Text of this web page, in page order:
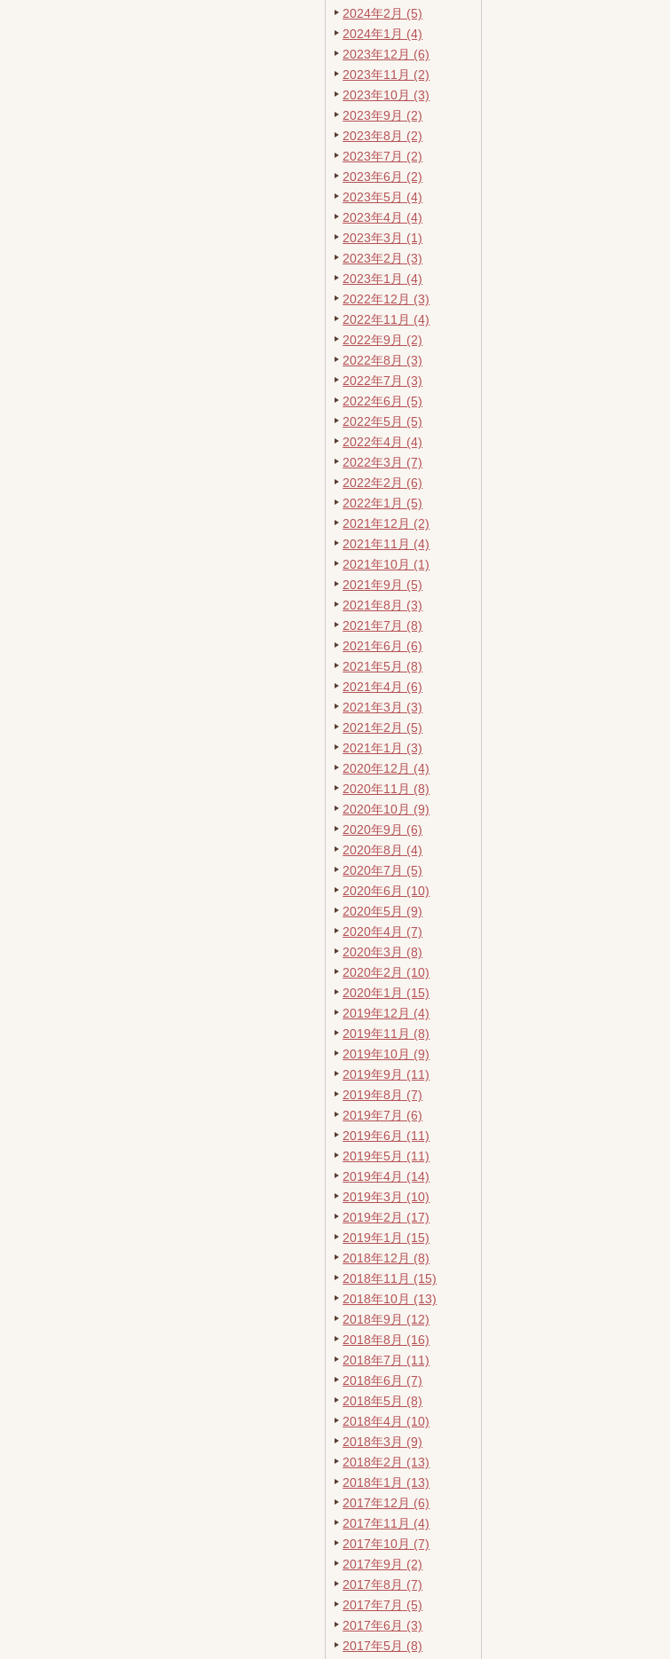
2024年2月 (5)
2024年1月 (4)
2023年12月 (6)
2023年11月 (2)
2023年10月 (3)
2023年9月 (2)
2023年8月 (2)
2023年7月 (2)
2023年6月 (2)
2023年5月 (4)
2023年4月 (4)
2023年3月 (1)
2023年2月 (3)
2023年1月 (4)
2022年12月 (3)
2022年11月 (4)
2022年9月 (2)
2022年8月 (3)
2022年7月 (3)
2022年6月 (5)
2022年5月 (5)
2022年4月 (4)
2022年3月 (7)
2022年2月 (6)
2022年1月 (5)
2021年12月 (2)
2021年11月 (4)
2021年10月 (1)
2021年9月 (5)
2021年8月 (3)
2021年7月 (8)
2021年6月 (6)
2021年5月 (8)
2021年4月 (6)
2021年3月 (3)
2021年2月 (5)
2021年1月 (3)
2020年12月 (4)
2020年11月 (8)
2020年10月 (9)
2020年9月 (6)
2020年8月 (4)
2020年7月 (5)
2020年6月 (10)
2020年5月 (9)
2020年4月 (7)
2020年3月 (8)
2020年2月 (10)
2020年1月 (15)
2019年12月 (4)
2019年11月 (8)
2019年10月 (9)
2019年9月 (11)
2019年8月 (7)
2019年7月 (6)
2019年6月 (11)
2019年5月 (11)
2019年4月 (14)
2019年3月 (10)
2019年2月 (17)
2019年1月 (15)
2018年12月 (8)
2018年11月 (15)
2018年10月 (13)
2018年9月 (12)
2018年8月 (16)
2018年7月 (11)
2018年6月 (7)
2018年5月 (8)
2018年4月 (10)
2018年3月 (9)
2018年2月 (13)
2018年1月 (13)
2017年12月 (6)
2017年11月 (4)
2017年10月 (7)
2017年9月 (2)
2017年8月 (7)
2017年7月 (5)
2017年6月 (3)
2017年5月 (8)